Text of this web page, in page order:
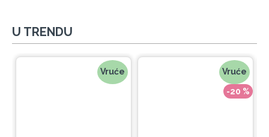
U TRENDU
Vruće Vruće
-20 %